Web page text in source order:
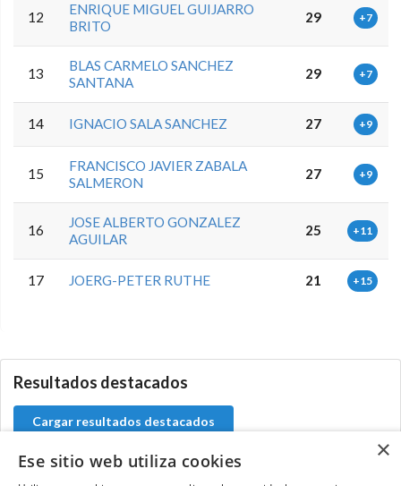
12
ENRIQUE MIGUEL GUIJARRO
BRITO
29 +7
13
BLAS CARMELO SANCHEZ
SANTANA
29 +7
14 IGNACIO SALA SANCHEZ 27 +9
15
FRANCISCO JAVIER ZABALA
SALMERON
27 +9
16
JOSE ALBERTO GONZALEZ
AGUILAR
25 +11
17 JOERG-PETER RUTHE 21 +15
Resultados destacados
Cargar resultados destacados
×
Ese sitio web utiliza cookies